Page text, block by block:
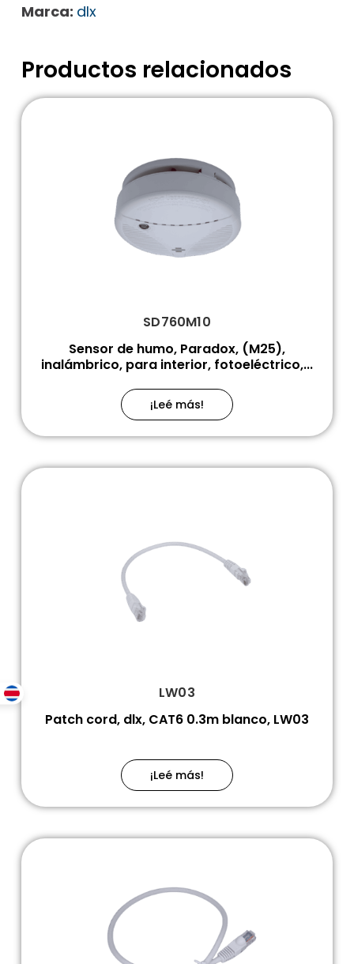
Marca: dlx
Productos relacionados
SD760M10
Sensor de humo, Paradox, (M25),
inalámbrico, para interior, fotoeléctrico,...
¡Leé más!
LW03
Patch cord, dlx, CAT6 0.3m blanco, LW03
¡Leé más!